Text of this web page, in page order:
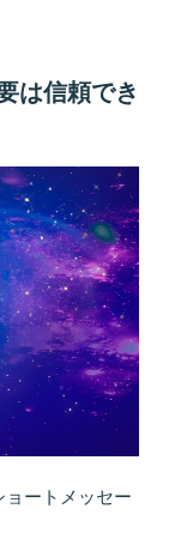
は信頼でき
ートメッセー